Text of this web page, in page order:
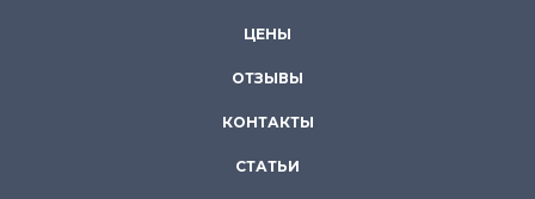
ЦЕНЫ
ОТЗЫВЫ
КОНТАКТЫ
СТАТЬИ